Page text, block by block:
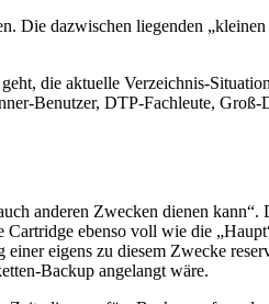
Die dazwischen liegenden
die aktuelle Verzeichnis-
Benutzer, DTP-Fachleute,
anderen Zwecken dienen kann“.
ebenso voll wie die
eigens zu diesem Zwecke
Backup angelangt wäre.